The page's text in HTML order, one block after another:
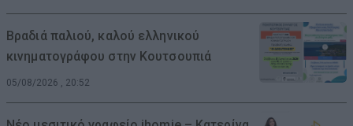
Βραδιά παλιού, καλού ελληνικού
κινηματογράφου στην Κουτσουπιά
05/08/2026 , 20:52